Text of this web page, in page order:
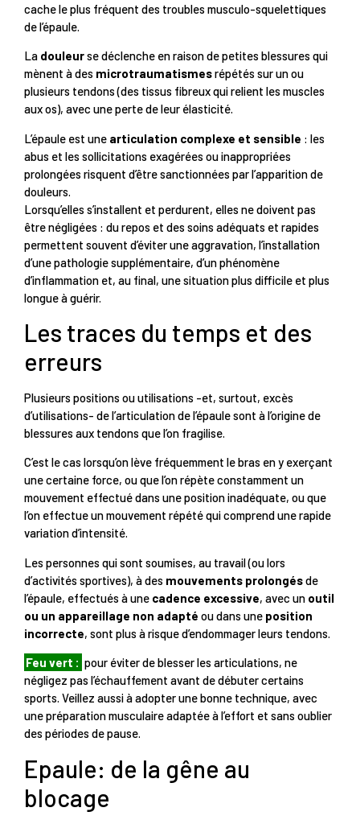
cache le plus fréquent des troubles musculo-squelettiques
de l’épaule.
La douleurse déclenche en raison de petites blessures qui
mènent à des microtraumatismesrépétés sur un ou
plusieurs tendons (des tissus fibreux qui relient les muscles
aux os), avec une perte de leur élasticité.
L’épaule est une articulation complexe et sensible : les
abus et les sollicitations exagérées ou inappropriées
prolongées risquent d’être sanctionnées par l’apparition de
douleurs.
Lorsqu’elles s’installent et perdurent, elles ne doivent pas
être négligées : du repos et des soins adéquats et rapides
permettent souvent d’éviter une aggravation, l’installation
d’une pathologie supplémentaire, d’un phénomène
d’inflammation et, au final, une situation plus difficile et plus
longue à guérir.
Les traces du temps et des
erreurs
Plusieurs positions ou utilisations -et, surtout, excès
d’utilisations- de l’articulation de l’épaule sont à l’origine de
blessures aux tendons que l’on fragilise.
C’est le cas lorsqu’on lève fréquemment le bras en y exerçant
une certaine force, ou que l’on répète constamment un
mouvement effectué dans une position inadéquate, ou que
l’on effectue un mouvement répété qui comprend une rapide
variation d’intensité.
Les personnes qui sont soumises, au travail (ou lors
d’activités sportives), à des mouvements prolongésde
l’épaule, effectués à une cadence excessive, avec un outil
ou un appareillage non adapté ou dans une position
incorrecte, sont plus à risque d’endommager leurs tendons.
Feu vert : pour éviter de blesser les articulations, ne
négligez pas l’échauffement avant de débuter certains
sports. Veillez aussi à adopter une bonne technique, avec
une préparation musculaire adaptée à l’effort et sans oublier
des périodes de pause.
Epaule: de la gêne au
blocage